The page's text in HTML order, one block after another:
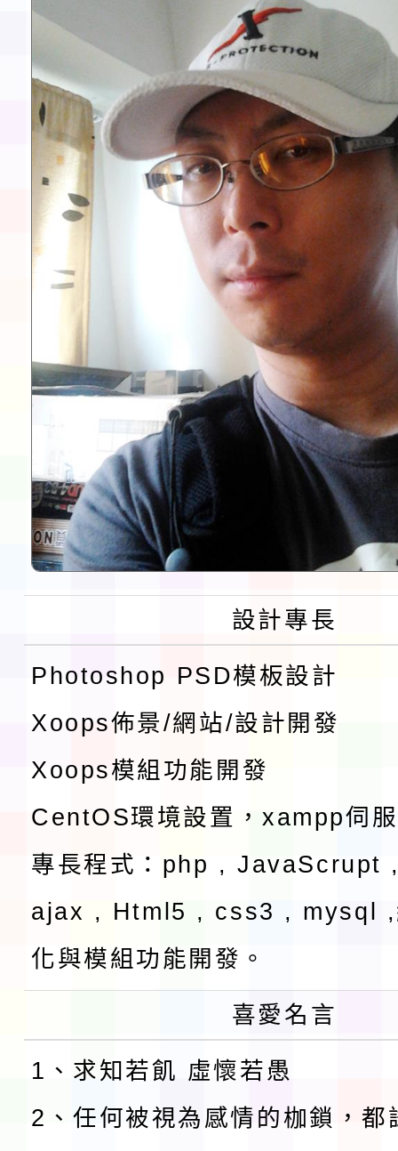
展演活動實施計畫」
請一案
設計專長
Photoshop PSD模板設計
Xoops佈景/網站/設計開發
Xoops模組功能開發
CentOS環境設置，xampp伺
專長程式：php , JavaScrupt
ajax , Html5 , css3 , mysql ,
化與模組功能開發。
喜愛名言
1、求知若飢 虛懷若愚
2、任何被視為感情的枷鎖，都